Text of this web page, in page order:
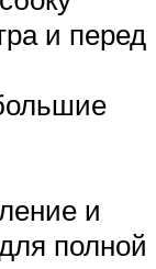
и перед
и
полной